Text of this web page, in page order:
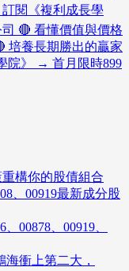
閱《複利成長學
🔴 看懂價值與價格
培養長期勝出的贏家
院》 → 首月限時899
構你的股債組合
、00919最新成分股
00878、00919、
海衝上第二大，